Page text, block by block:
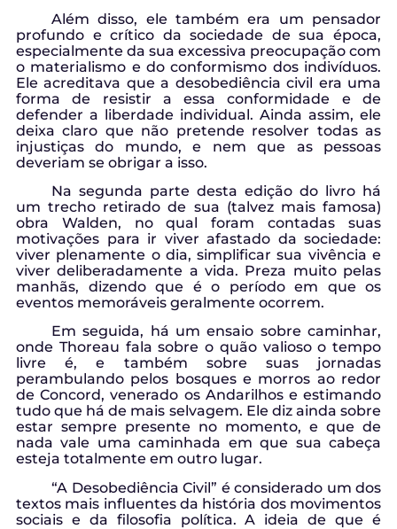
Além disso, ele também era um pensador
profundo e crítico da sociedade de sua época,
especialmente da sua excessiva preocupação com
o materialismo e do conformismo dos indivíduos.
Ele acreditava que a desobediência civil era uma
forma de resistir a essa conformidade e de
defender a liberdade individual. Ainda assim, ele
deixa claro que não pretende resolver todas as
injustiças do mundo, e nem que as pessoas
deveriam se obrigar a isso.
Na segunda parte desta edição do livro há
um trecho retirado de sua (talvez mais famosa)
obra Walden, no qual foram contadas suas
motivações para ir viver afastado da sociedade:
viver plenamente o dia, simplificar sua vivência e
viver deliberadamente a vida. Preza muito pelas
manhãs, dizendo que é o período em que os
eventos memoráveis geralmente ocorrem.
Em seguida, há um ensaio sobre caminhar,
onde Thoreau fala sobre o quão valioso o tempo
livre é, e também sobre suas jornadas
perambulando pelos bosques e morros ao redor
de Concord, venerado os Andarilhos e estimando
tudo que há de mais selvagem. Ele diz ainda sobre
estar sempre presente no momento, e que de
nada vale uma caminhada em que sua cabeça
esteja totalmente em outro lugar.
“A Desobediência Civil” é considerado um dos
textos mais influentes da história dos movimentos
sociais e da filosofia política. A ideia de que é